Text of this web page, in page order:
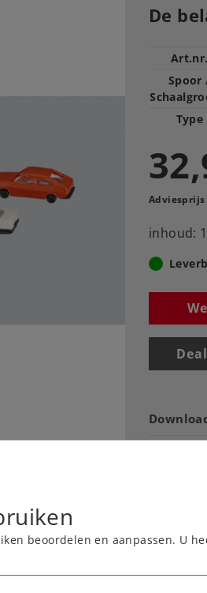
De
Art.nr.
Spoor
Type
Adviesprijs
inhoud:
beoordelen en aanpassen. U